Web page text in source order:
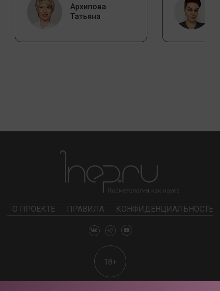
Архипова
Татьяна
О ПРОЕКТЕ ПРАВИЛА КОНФИДЕНЦИАЛЬНОСТЬ
18+